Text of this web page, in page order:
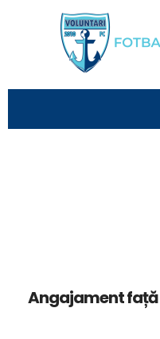
Angajament